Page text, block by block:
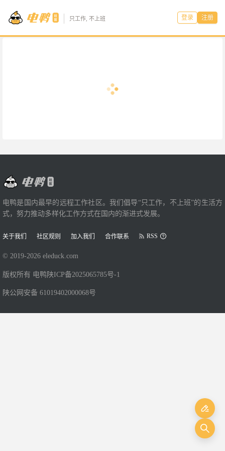
只工作, 不上班 登录 注册
电鸭是国内最早的远程工作社区。我们倡导“只工作，不上班”的生活方
式，努力推动多样化工作方式在国内的渐进式发展。
关于我们 社区规则 加入我们 合作联系 RSS
© 2019-2026 eleduck.com
版权所有 电鸭 陕ICP备2025065785号-1
陕公网安备 61019402000068号